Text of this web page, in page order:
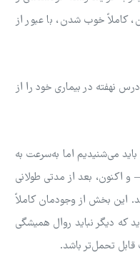
کاملاً خوب شدن، با عبور از
نهفته در بیماری خود را از
می‌شنیدیم اما به‌سرعت به
و اکنون، بعد از مدتی طولانی
این بخش از وجودمان کاملاً
که دیگر نباید روال همیشگی
قابل تحمل‌تر باشد.